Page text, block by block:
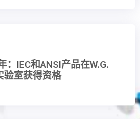
：IEC和ANSI产品在W.G.
验室获得资格